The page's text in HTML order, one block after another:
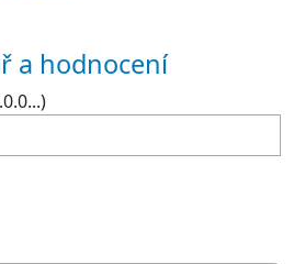
a hodnocení